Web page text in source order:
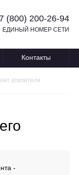
(800) 200-26-94
ЕДИНЫЙ НОМЕР СЕТИ
Контакты
усилителя
-